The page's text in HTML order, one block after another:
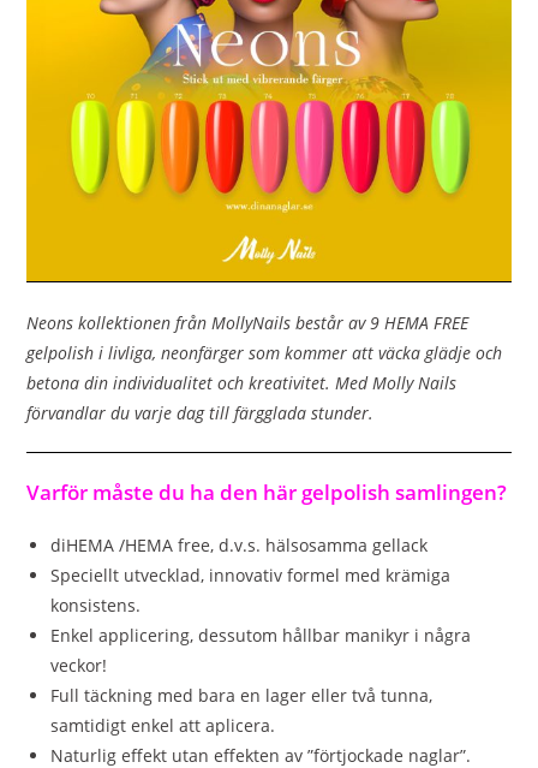
Neons kollektionen från MollyNails består av 9 HEMA FREE
gelpolish i livliga, neonfärger som kommer att väcka glädje och
betona din individualitet och kreativitet. Med Molly Nails
förvandlar du varje dag till färgglada stunder.
Varför måste du ha den här gelpolish samlingen?
diHEMA /HEMA free, d.v.s. hälsosamma gellack
Speciellt utvecklad, innovativ formel med krämiga
konsistens.
Enkel applicering, dessutom hållbar manikyr i några
veckor!
Full täckning med bara en lager eller två tunna,
samtidigt enkel att aplicera.
Naturlig effekt utan effekten av ”förtjockade naglar”.